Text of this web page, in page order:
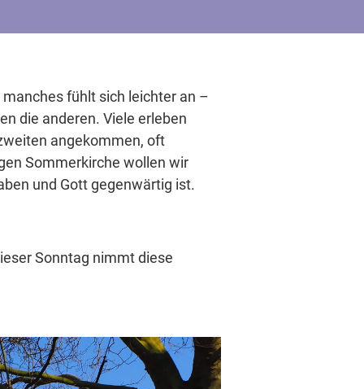
fühlt sich leichter an –
die anderen. Viele erleben
angekommen, oft
Sommerkirche wollen wir
und Gott gegenwärtig ist.
Sonntag nimmt diese